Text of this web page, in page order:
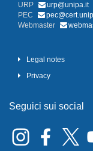
URP
urp@unipa.it
PEC
Webmaster
Legal notes
Privacy
Seguici sui social